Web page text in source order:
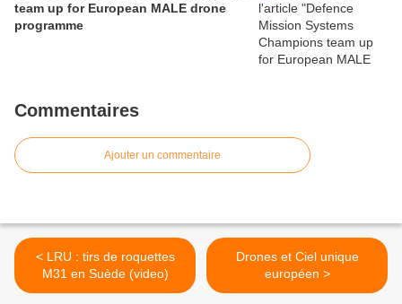
team up for European MALE drone
programme
Commentaires
Ajouter un commentaire
< LRU : tirs de roquettes
M31 en Suède (video)
Drones et Ciel unique
européen >